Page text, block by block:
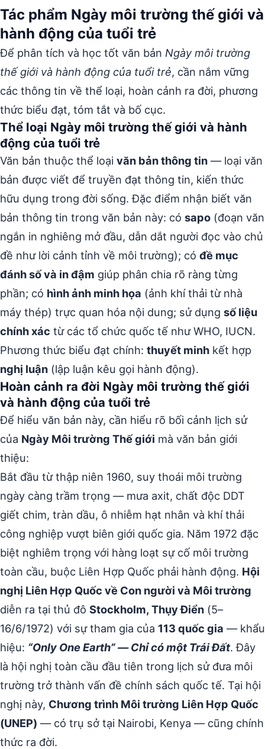
Tác phẩm Ngày môi trường thế giới và
hành động của tuổi trẻ
Để phân tích và học tốt văn bản Ngày môi trường
thế giới và hành động của tuổi trẻ, cần nắm vững
các thông tin về thể loại, hoàn cảnh ra đời, phương
thức biểu đạt, tóm tắt và bố cục.
Thể loại Ngày môi trường thế giới và hành
động của tuổi trẻ
Văn bản thuộc thể loại văn bản thông tin — loại văn
bản được viết để truyền đạt thông tin, kiến thức
hữu dụng trong đời sống. Đặc điểm nhận biết văn
bản thông tin trong văn bản này: có sapo (đoạn văn
ngắn in nghiêng mở đầu, dẫn dắt người đọc vào chủ
đề như lời cảnh tỉnh về môi trường); có đề mục
đánh số và in đậm giúp phân chia rõ ràng từng
phần; có hình ảnh minh họa (ảnh khí thải từ nhà
máy thép) trực quan hóa nội dung; sử dụng số liệu
chính xác từ các tổ chức quốc tế như WHO, IUCN.
Phương thức biểu đạt chính: thuyết minh kết hợp
nghị luận (lập luận kêu gọi hành động).
Hoàn cảnh ra đời Ngày môi trường thế giới
và hành động của tuổi trẻ
Để hiểu văn bản này, cần hiểu rõ bối cảnh lịch sử
của Ngày Môi trường Thế giới mà văn bản giới
thiệu:
Bắt đầu từ thập niên 1960, suy thoái môi trường
ngày càng trầm trọng — mưa axit, chất độc DDT
giết chim, tràn dầu, ô nhiễm hạt nhân và khí thải
công nghiệp vượt biên giới quốc gia. Năm 1972 đặc
biệt nghiêm trọng với hàng loạt sự cố môi trường
toàn cầu, buộc Liên Hợp Quốc phải hành động. Hội
nghị Liên Hợp Quốc về Con người và Môi trường
diễn ra tại thủ đô Stockholm, Thụy Điển (5–
16/6/1972) với sự tham gia của 113 quốc gia — khẩu
hiệu: “Only One Earth” — Chỉ có một Trái Đất. Đây
là hội nghị toàn cầu đầu tiên trong lịch sử đưa môi
trường trở thành vấn đề chính sách quốc tế. Tại hội
nghị này, Chương trình Môi trường Liên Hợp Quốc
(UNEP) — có trụ sở tại Nairobi, Kenya — cũng chính
thức ra đời.